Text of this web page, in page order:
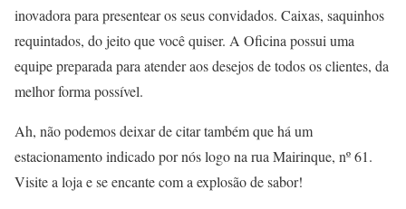
inovadora para presentear os seus convidados. Caixas, saquinhos
requintados, do jeito que você quiser. A Oficina possui uma
equipe preparada para atender aos desejos de todos os clientes, da
melhor forma possível.
Ah, não podemos deixar de citar também que há um
estacionamento indicado por nós logo na rua Mairinque, nº 61.
Visite a loja e se encante com a explosão de sabor!